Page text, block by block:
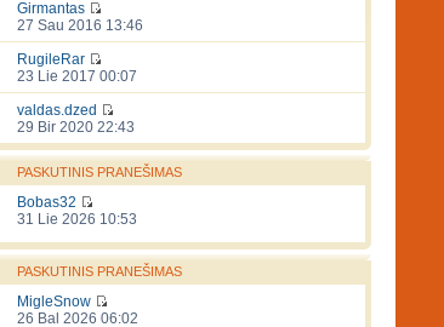
Girmantas
27 Sau 2016 13:46
RugileRar
23 Lie 2017 00:07
valdas.dzed
29 Bir 2020 22:43
PASKUTINIS PRANEŠIMAS
Bobas32
31 Lie 2026 10:53
PASKUTINIS PRANEŠIMAS
MigleSnow
26 Bal 2026 06:02